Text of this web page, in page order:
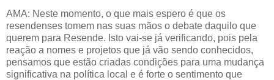
AMA: Neste momento, o que mais espero é que os
resendenses tomem nas suas mãos o debate daquilo que
querem para Resende. Isto vai-se já verificando, pois pela
reação a nomes e projetos que já vão sendo conhecidos,
pensamos que estão criadas condições para uma mudança
significativa na política local e é forte o sentimento que